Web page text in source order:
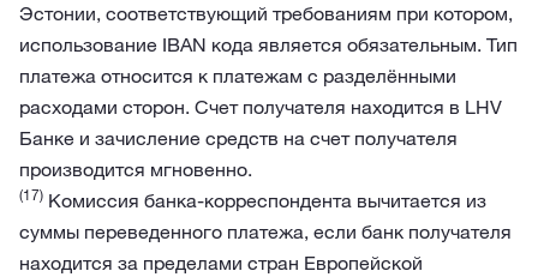
Эстонии, соответствующий требованиям при котором,
использование IBAN кода является обязательным. Тип
платежа относится к платежам с разделёнными
расходами сторон. Счет получателя находится в LHV
Банке и зачисление средств на счет получателя
производится мгновенно.
(17) Комиссия банка-корреспондента вычитается из
суммы переведенного платежа, если банк получателя
находится за пределами стран Европейской